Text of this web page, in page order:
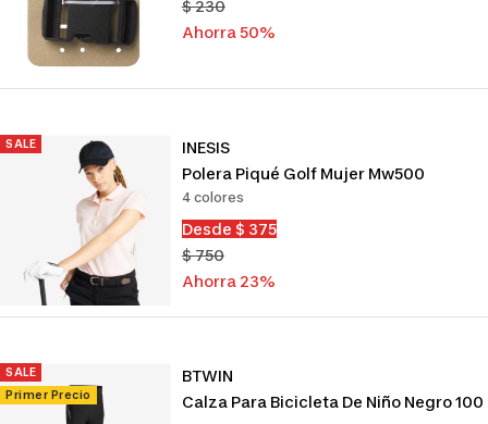
de
venta
Precio
normal
$ 230
Ahorra 50%
SALE
INESIS
Polera Piqué Golf Mujer Mw500
4 colores
Precio
de
venta
Desde $ 375
Precio
normal
$ 750
Ahorra 23%
SALE
Primer Precio
BTWIN
Calza Para Bicicleta De Niño Negro 100